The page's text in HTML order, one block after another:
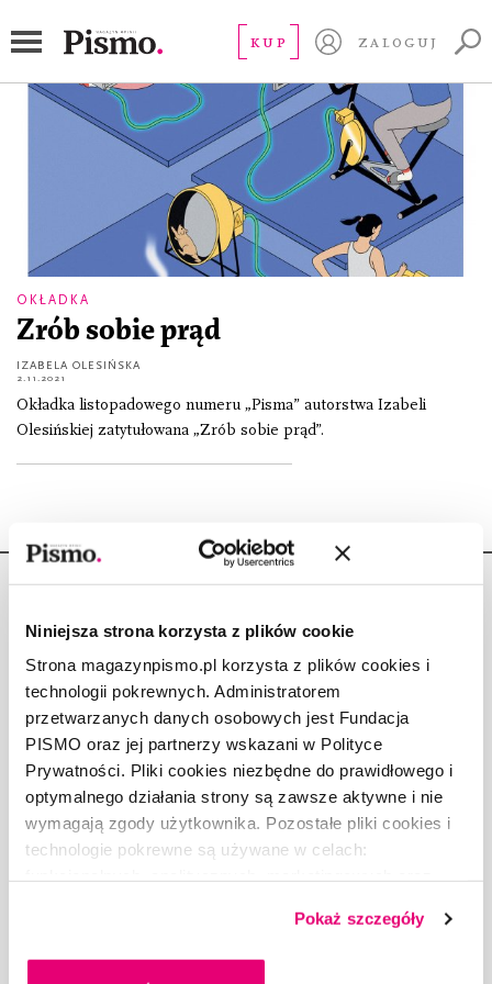
Niniejsza strona korzysta z plików cookie
Strona magazynpismo.pl korzysta z plików cookies i
technologii pokrewnych. Administratorem
przetwarzanych danych osobowych jest Fundacja
PISMO oraz jej partnerzy wskazani w Polityce
Prywatności. Pliki cookies niezbędne do prawidłowego i
optymalnego działania strony są zawsze aktywne i nie
wymagają zgody użytkownika. Pozostałe pliki cookies i
technologie pokrewne są używane w celach:
dobrowolną zgodę na pliki cookies i technologie
pokrewne, zgadzasz się na przechowywanie informacji
Pokaż szczegóły
KUP ZALOGUJ
Izabela Olesińska
OKŁADKA
Zrób sobie prąd
IZABELA OLESIŃSKA
2.11.2021
Okładka listopadowego numeru „Pisma” autorstwa Izabeli
Olesińskiej zatytułowana „Zrób sobie prąd”.
Copyright © Fundacja Pismo
O „PIŚMIE”
ABOUT PISMO
GDZIE KUPIĆ „PISMO”?